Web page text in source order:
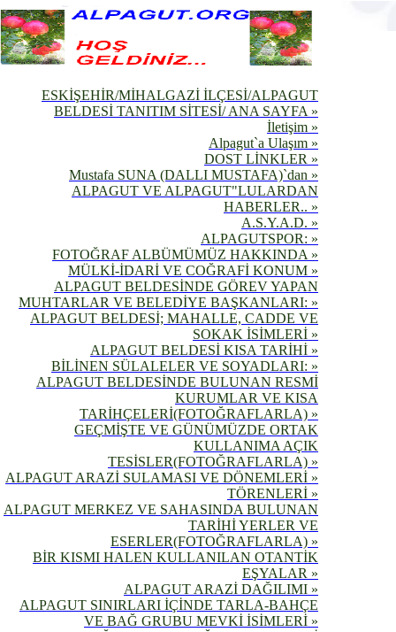
ESKİŞEHİR/MİHALGAZİ İLÇESİ/ALPAGUT
BELDESİ TANITIM SİTESİ/ ANA SAYFA »
İletişim »
Alpagut`a Ulaşım »
DOST LİNKLER »
Mustafa SUNA (DALLI MUSTAFA)`dan »
ALPAGUT VE ALPAGUT"LULARDAN
HABERLER.. »
A.S.Y.A.D. »
ALPAGUTSPOR: »
FOTOĞRAF ALBÜMÜMÜZ HAKKINDA »
MÜLKİ-İDARİ VE COĞRAFİ KONUM »
ALPAGUT BELDESİNDE GÖREV YAPAN
MUHTARLAR VE BELEDİYE BAŞKANLARI: »
ALPAGUT BELDESİ; MAHALLE, CADDE VE
SOKAK İSİMLERİ »
ALPAGUT BELDESİ KISA TARİHİ »
BİLİNEN SÜLALELER VE SOYADLARI: »
ALPAGUT BELDESİNDE BULUNAN RESMİ
KURUMLAR VE KISA
TARİHÇELERİ(FOTOĞRAFLARLA) »
GEÇMİŞTE VE GÜNÜMÜZDE ORTAK
KULLANIMA AÇIK
TESİSLER(FOTOĞRAFLARLA) »
ALPAGUT ARAZİ SULAMASI VE DÖNEMLERİ »
TÖRENLERİ »
ALPAGUT MERKEZ VE SAHASINDA BULUNAN
TARİHİ YERLER VE
ESERLER(FOTOĞRAFLARLA) »
BİR KISMI HALEN KULLANILAN OTANTİK
EŞYALAR »
ALPAGUT ARAZİ DAĞILIMI »
ALPAGUT SINIRLARI İÇİNDE TARLA-BAHÇE
VE BAĞ GRUBU MEVKİ İSİMLERİ »